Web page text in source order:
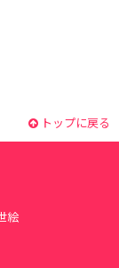
トップに戻る
絵